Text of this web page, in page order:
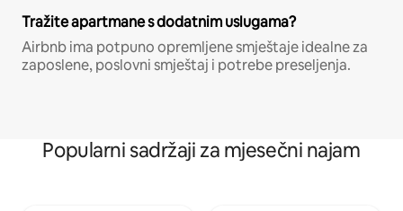
Tražite apartmane s dodatnim uslugama?
Airbnb ima potpuno opremljene smještaje idealne za
zaposlene, poslovni smještaj i potrebe preseljenja.
Popularni sadržaji za mjesečni najam